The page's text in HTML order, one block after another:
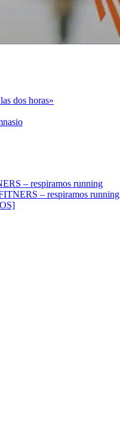
dos horas»
– respiramos running
– respiramos running